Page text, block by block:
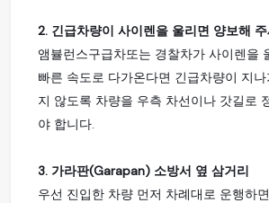
2. 긴급차량이 사이렌을 울리면 양보해
앰뷸런스구급차또는 경찰차가 사이렌을
빠른 속도로 다가온다면 긴급차량이 지
지 않도록 차량을 우측 차선이나 갓길로
야 합니다.
3. 가라판(Garapan) 소방서 옆 삼거리
우선 진입한 차량 먼저 차례대로 운행하